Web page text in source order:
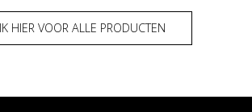
HIER VOOR ALLE PRODUCTEN